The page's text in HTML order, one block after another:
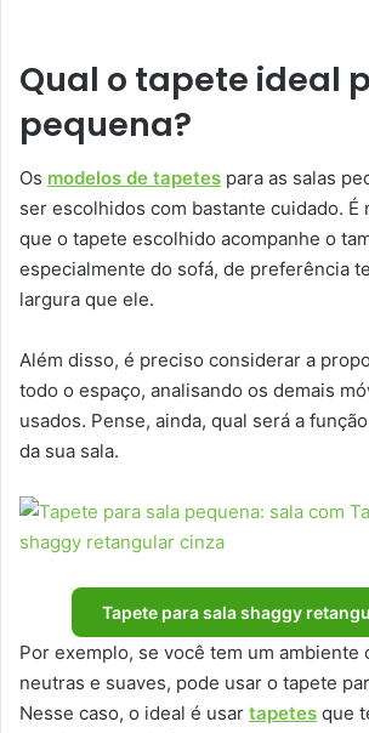
Qual o tapete ideal
pequena?
Os modelos de tapetes para as salas
ser escolhidos com bastante cuidado.
que o tapete escolhido acompanhe o
especialmente do sofá, de preferência
largura que ele.
Além disso, é preciso considerar a
todo o espaço, analisando os demais
usados. Pense, ainda, qual será a
da sua sala.
Tapete para sala shaggy
Por exemplo, se você tem um ambiente
neutras e suaves, pode usar o tapete
Nesse caso, o ideal é usar tapetes que